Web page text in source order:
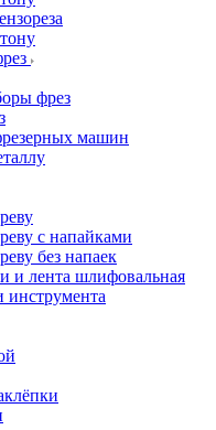
фрез
машин
с напайками
без напаек
и лента шлифовальная
инструмента